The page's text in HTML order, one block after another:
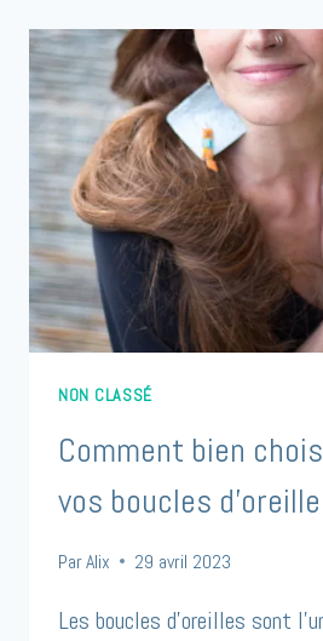
D’OREILLES
?
NON CLASSÉ
Comment bien
vos boucles
ParAlix 29 avril 2023
Les boucles d’oreilles sont